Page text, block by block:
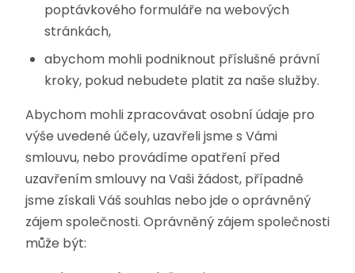
poptávkového formuláře na webových
stránkách,
abychom mohli podniknout příslušné právní
kroky, pokud nebudete platit za naše služby.
Abychom mohli zpracovávat osobní údaje pro
výše uvedené účely, uzavřeli jsme s Vámi
smlouvu, nebo provádíme opatření před
uzavřením smlouvy na Vaši žádost, případně
jsme získali Váš souhlas nebo jde o oprávněný
zájem společnosti. Oprávněný zájem společnosti
může být: